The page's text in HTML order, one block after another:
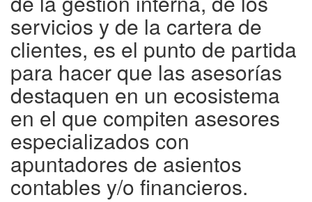
servicios y de la cartera de
clientes, es el punto de partida
para hacer que las asesorías
destaquen en un ecosistema
en el que compiten asesores
especializados con
apuntadores de asientos
contables y/o financieros.